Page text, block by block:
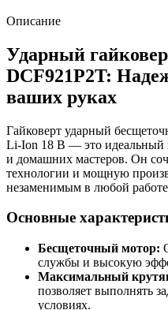
Описание
Ударный
DCF921P2T:
ваших руках
Гайковерт ударный
Li-Ion 18 В — это идеальный
и домашних мастеров. Он
технологии и мощную
незаменимым в любой
Основные
Бесщеточный мотор:
службы и высокую
Максимальный
позволяет выполнять
условиях.